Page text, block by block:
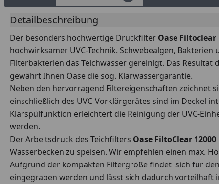
Detailbeschreibung
Der besonders hochwertige Druckfilter Oase Filtoclear
hochwirksamer UVC-Technik. Schwebealgen,
Filterbakterien das Teichwasser gereinigt. Das Resultat
gewährt Ihnen Oase die sog. Klarwassergarantie.
Neben den hervorragend Filtereigenschaften zeichnet
einschließlich des UVC-Vorklärgerätes sind im Deckel
Klarspülfunktion erleichtert die Reinigung der UVC-
werden.
Der Arbeitsdruck des Teichfilters Oase FiltoClear 12000
Wasserbecken zu speisen. Wir empfehlen einen max.
Aufgrund der kompakten Filtergröße findet sich für den
eingegraben werden und lässt sich dadurch vorteilhaft